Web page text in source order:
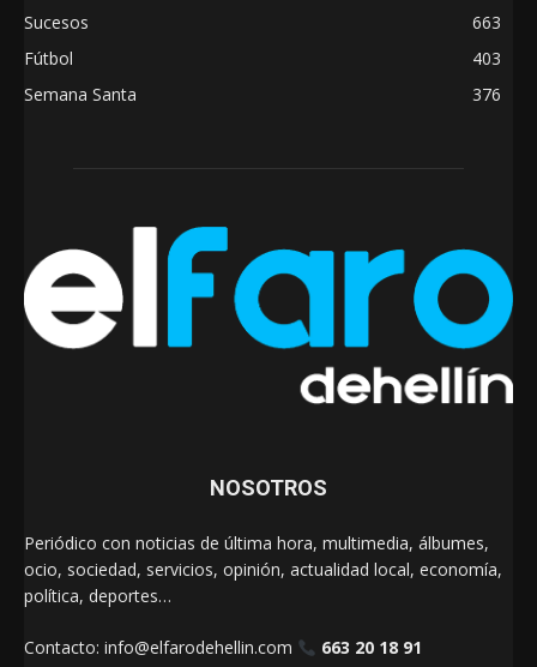
Sucesos
663
Fútbol
403
Semana Santa
376
NOSOTROS
Periódico con noticias de última hora, multimedia, álbumes,
ocio, sociedad, servicios, opinión, actualidad local, economía,
política, deportes…
Contacto: info@elfarodehellin.com 663 20 18 91